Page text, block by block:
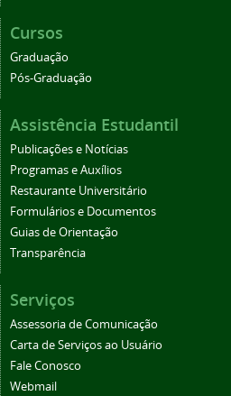
Cursos
Graduação
Pós-Graduação
Assistência Estudantil
Publicações e Notícias
Programas e Auxílios
Restaurante Universitário
Formulários e Documentos
Guias de Orientação
Transparência
Serviços
Assessoria de Comunicação
Carta de Serviços ao Usuário
Fale Conosco
Webmail